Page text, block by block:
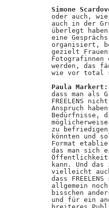
Simone
oder auch,
auch in der
überlegt
eine
organisiert,
gezielt
Fotografinnen
werden, das
wie vor total
Paula Markert:
dass man als
FREELENS
Anspruch
Bedürfnisse,
zu
könnten und
Format
das man sich
Öffentlichkeit
kann. Und das
vielleicht
dass
allgemein
bisschen
und für ein